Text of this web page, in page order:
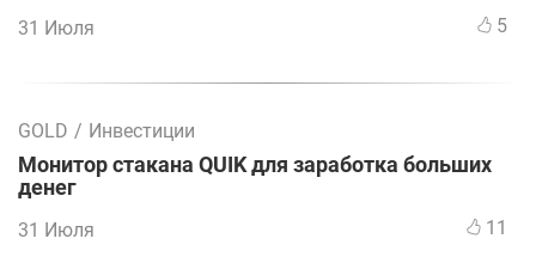
31 Июля 5
GOLD / Инвестиции
Монитор стакана QUIK для заработка больших
денег
31 Июля 11